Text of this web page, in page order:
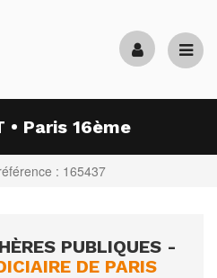
• Paris 16ème
: 165437
PUBLIQUES -
DE PARIS